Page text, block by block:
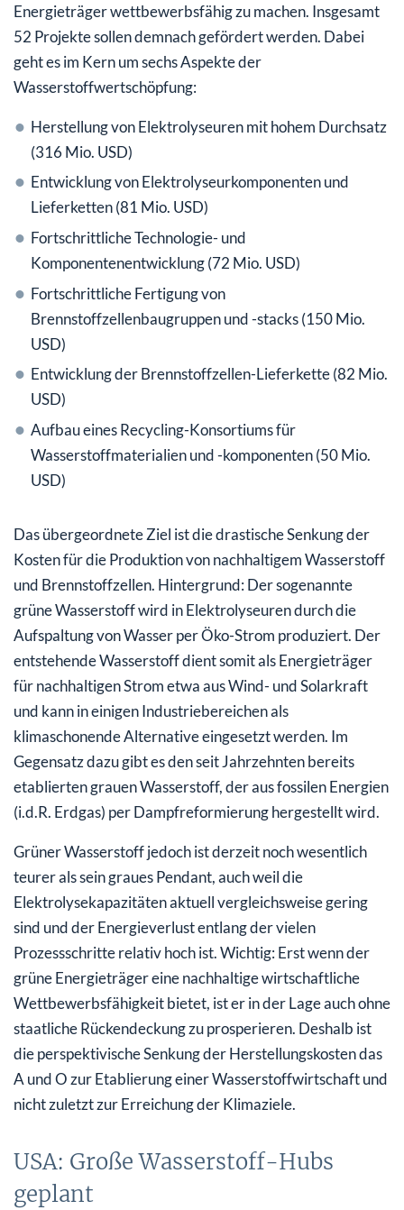
Energieträger wettbewerbsfähig zu machen. Insgesamt
52 Projekte sollen demnach gefördert werden. Dabei
geht es im Kern um sechs Aspekte der
Wasserstoffwertschöpfung:
Herstellung von Elektrolyseuren mit hohem Durchsatz
(316 Mio. USD)
Entwicklung von Elektrolyseurkomponenten und
Lieferketten (81 Mio. USD)
Fortschrittliche Technologie- und
Komponentenentwicklung (72 Mio. USD)
Fortschrittliche Fertigung von
Brennstoffzellenbaugruppen und -stacks (150 Mio.
USD)
Entwicklung der Brennstoffzellen-Lieferkette (82 Mio.
USD)
Aufbau eines Recycling-Konsortiums für
Wasserstoffmaterialien und -komponenten (50 Mio.
USD)
Das übergeordnete Ziel ist die drastische Senkung der
Kosten für die Produktion von nachhaltigem Wasserstoff
und Brennstoffzellen. Hintergrund: Der sogenannte
grüne Wasserstoff wird in Elektrolyseuren durch die
Aufspaltung von Wasser per Öko-Strom produziert. Der
entstehende Wasserstoff dient somit als Energieträger
für nachhaltigen Strom etwa aus Wind- und Solarkraft
und kann in einigen Industriebereichen als
klimaschonende Alternative eingesetzt werden. Im
Gegensatz dazu gibt es den seit Jahrzehnten bereits
etablierten grauen Wasserstoff, der aus fossilen Energien
(i.d.R. Erdgas) per Dampfreformierung hergestellt wird.
Grüner Wasserstoff jedoch ist derzeit noch wesentlich
teurer als sein graues Pendant, auch weil die
Elektrolysekapazitäten aktuell vergleichsweise gering
sind und der Energieverlust entlang der vielen
Prozessschritte relativ hoch ist. Wichtig: Erst wenn der
grüne Energieträger eine nachhaltige wirtschaftliche
Wettbewerbsfähigkeit bietet, ist er in der Lage auch ohne
staatliche Rückendeckung zu prosperieren. Deshalb ist
die perspektivische Senkung der Herstellungskosten das
A und O zur Etablierung einer Wasserstoffwirtschaft und
nicht zuletzt zur Erreichung der Klimaziele.
USA: Große Wasserstoff-Hubs
geplant